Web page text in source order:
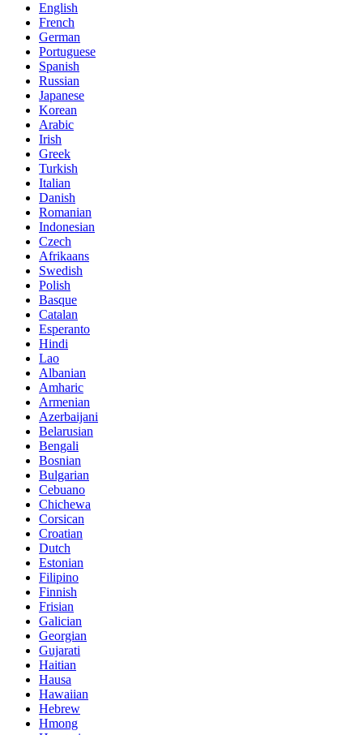
English
French
German
Portuguese
Spanish
Russian
Japanese
Korean
Arabic
Irish
Greek
Turkish
Italian
Danish
Romanian
Indonesian
Czech
Afrikaans
Swedish
Polish
Basque
Catalan
Esperanto
Hindi
Lao
Albanian
Amharic
Armenian
Azerbaijani
Belarusian
Bengali
Bosnian
Bulgarian
Cebuano
Chichewa
Corsican
Croatian
Dutch
Estonian
Filipino
Finnish
Frisian
Galician
Georgian
Gujarati
Haitian
Hausa
Hawaiian
Hebrew
Hmong